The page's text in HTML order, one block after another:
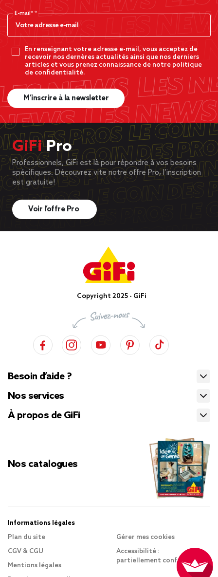
E-mail*
En renseignant votre adresse e-mail, vous acceptez de
recevoir nos dernères actualités ainsi que nos derniers
articles et vous prenez connaissance de notre politique
de confidentialité.
M’inscrire à la newsletter
GiFiPro
Professionnels, GiFi est là pour répondre à vos besoins
spécifiques. Découvrez vite notre offre Pro, l’inscription
est gratuite!
Voir l’offre Pro
Copyright 2025 - GiFi
Besoin d’aide ?
Nos services
À propos de GiFi
Nos catalogues
Informations légales
Plan du site
CGV & CGU
Mentions légales
Gérer mes cookies
Accessibilité :
partiellement conforme